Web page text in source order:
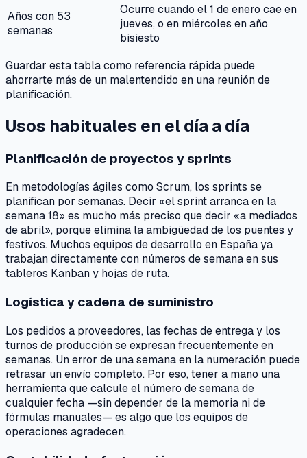
Años con 53
semanas
Ocurre cuando el 1 de enero cae en
jueves, o en miércoles en año
bisiesto
Guardar esta tabla como referencia rápida puede
ahorrarte más de un malentendido en una reunión de
planificación.
Usos habituales en el día a día
Planificación de proyectos y sprints
En metodologías ágiles como Scrum, los sprints se
planifican por semanas. Decir «el sprint arranca en la
semana 18» es mucho más preciso que decir «a mediados
de abril», porque elimina la ambigüedad de los puentes y
festivos. Muchos equipos de desarrollo en España ya
trabajan directamente con números de semana en sus
tableros Kanban y hojas de ruta.
Logística y cadena de suministro
Los pedidos a proveedores, las fechas de entrega y los
turnos de producción se expresan frecuentemente en
semanas. Un error de una semana en la numeración puede
retrasar un envío completo. Por eso, tener a mano una
herramienta que calcule el número de semana de
cualquier fecha —sin depender de la memoria ni de
fórmulas manuales— es algo que los equipos de
operaciones agradecen.